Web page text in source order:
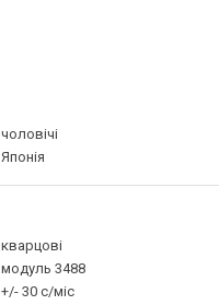
чоловічі
Японія
кварцові
модуль 3488
+/- 30 с/міс